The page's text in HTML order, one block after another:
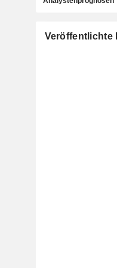
Veröffentlichte